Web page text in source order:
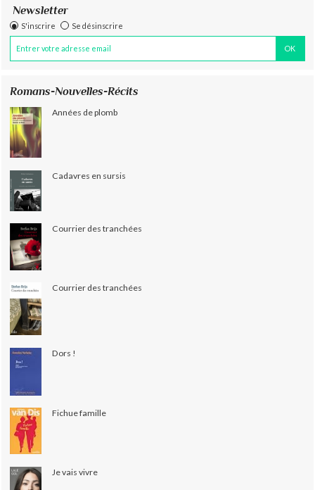
Newsletter
S'inscrire Se désinscrire
Romans-Nouvelles-Récits
Années de plomb
Cadavres en sursis
Courrier des tranchées
Courrier des tranchées
Dors !
Fichue famille
Je vais vivre